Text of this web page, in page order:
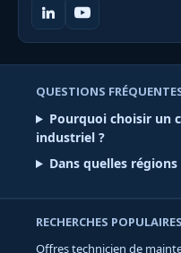
QUESTIONS
Pourquoi choisir un
industriel ?
Dans quelles
RECHERCHES POPULAIRES
Offres technicien de